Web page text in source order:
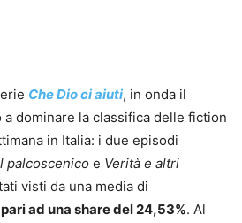
Che Dio ci aiuti, in onda il
a dominare la classifica delle fiction
in Italia: i due episodi
palcoscenico e Verità e altri
visti da una media di
ad una share del 24,53%. Al